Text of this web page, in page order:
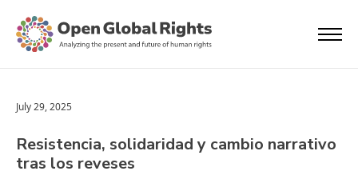
July 29, 2025
Resistencia, solidaridad y cambio narrativo
tras los reveses